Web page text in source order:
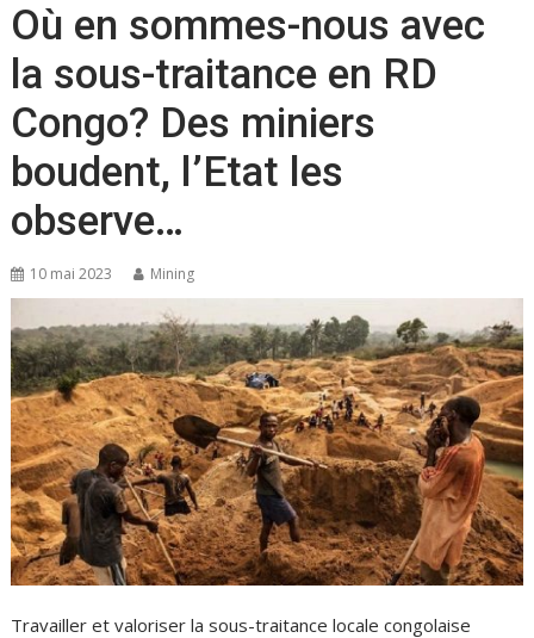
Où en sommes-nous avec
la sous-traitance en RD
Congo? Des miniers
boudent, l’Etat les
observe…
10 mai 2023 Mining
Travailler et valoriser la sous-traitance locale congolaise